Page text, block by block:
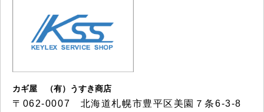
カギ屋 （有）うすき商店
〒062-0007 北海道札幌市豊平区美園７条6-3-8